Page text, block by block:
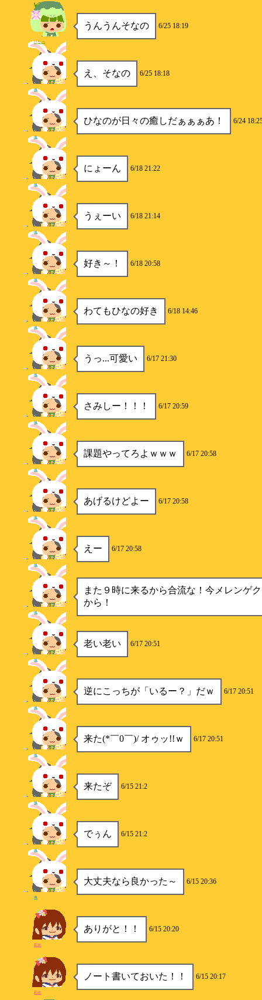
うんうんそなの 6/25 18:19
ひなの
え、そなの 6/25 18:18
楓
ひなのが日々の癒しだぁぁぁあ！ 6/24
楓
にょーん 6/18 21:22
楓
うぇーい 6/18 21:14
楓
好き～！ 6/18 20:58
楓
わてもひなの好き 6/18 14:46
楓
うっ...可愛い 6/17 21:30
楓
さみしー！！！ 6/17 20:59
楓
課題やってろよｗｗｗ 6/17 20:58
楓
あげるけどよー 6/17 20:58
楓
えー 6/17 20:58
楓
また９時に来るから合流な！今メレンゲ
から！
楓
老い老い 6/17 20:51
楓
逆にこっちが「いるー？」だｗ 6/17 20:51
楓
来た(*￣0￣)/ オゥッ!!ｗ 6/17 20:51
楓
来たぞ 6/15 21:2
楓
でぅん 6/15 21:2
楓
大丈夫なら良かった～ 6/15 20:36
楓
ありがと！！ 6/15 20:20
莉央
ノート書いておいた！！ 6/15 20:17
莉央